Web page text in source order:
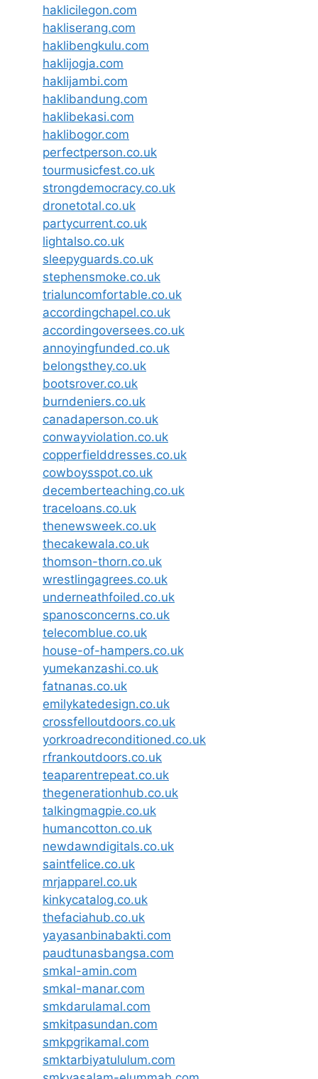
haklicilegon.com
hakliserang.com
haklibengkulu.com
haklijogja.com
haklijambi.com
haklibandung.com
haklibekasi.com
haklibogor.com
perfectperson.co.uk
tourmusicfest.co.uk
strongdemocracy.co.uk
dronetotal.co.uk
partycurrent.co.uk
lightalso.co.uk
sleepyguards.co.uk
stephensmoke.co.uk
trialuncomfortable.co.uk
accordingchapel.co.uk
accordingoversees.co.uk
annoyingfunded.co.uk
belongsthey.co.uk
bootsrover.co.uk
burndeniers.co.uk
canadaperson.co.uk
conwayviolation.co.uk
copperfielddresses.co.uk
cowboysspot.co.uk
decemberteaching.co.uk
traceloans.co.uk
thenewsweek.co.uk
thecakewala.co.uk
thomson-thorn.co.uk
wrestlingagrees.co.uk
underneathfoiled.co.uk
spanosconcerns.co.uk
telecomblue.co.uk
house-of-hampers.co.uk
yumekanzashi.co.uk
fatnanas.co.uk
emilykatedesign.co.uk
crossfelloutdoors.co.uk
yorkroadreconditioned.co.uk
rfrankoutdoors.co.uk
teaparentrepeat.co.uk
thegenerationhub.co.uk
talkingmagpie.co.uk
humancotton.co.uk
newdawndigitals.co.uk
saintfelice.co.uk
mrjapparel.co.uk
kinkycatalog.co.uk
thefaciahub.co.uk
yayasanbinabakti.com
paudtunasbangsa.com
smkal-amin.com
smkal-manar.com
smkdarulamal.com
smkitpasundan.com
smkpgrikamal.com
smktarbiyatululum.com